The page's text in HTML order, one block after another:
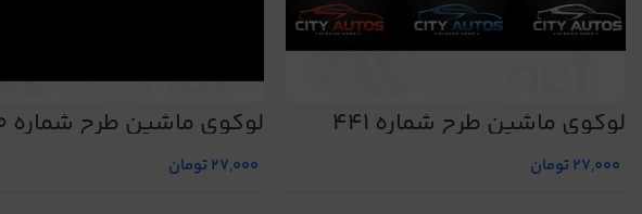
لوگوی ماشین طرح شماره 441
27,000تومان
لوگوی ماشین طرح شماره 440
27,000تومان